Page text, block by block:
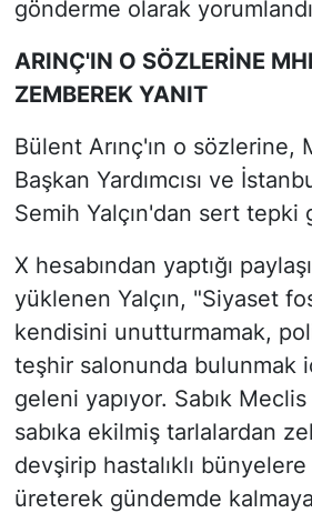
gönderme olarak
ARINÇ'IN O SÖZLERİNE
ZEMBEREK YANIT
Bülent Arınç'ın o sözlerine,
Başkan Yardımcısı ve
Semih Yalçın'dan sert tepki
X hesabından yaptığı
yüklenen Yalçın, "Siyaset
kendisini unutturmamak,
teşhir salonunda bulunmak
geleni yapıyor. Sabık Meclis
sabıka ekilmiş tarlalardan
devşirip hastalıklı
üreterek gündemde